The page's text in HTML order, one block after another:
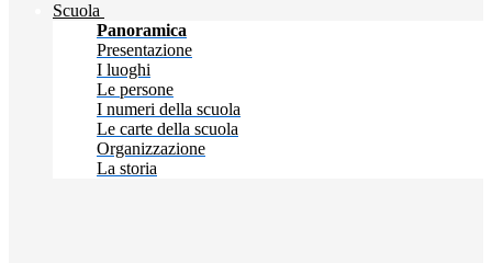
Scuola
Panoramica
Presentazione
I luoghi
Le persone
I numeri della scuola
Le carte della scuola
Organizzazione
La storia